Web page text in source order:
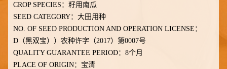
CROP SPECIES： 籽用南瓜
SEED CATEGORY： 大田用种
NO. OF SEED PRODUCTION AND OPERATION LICENSE：
D（黑双宝））农种许字（2017）第0007号
QUALITY GUARANTEE PERIOD： 8个月
PLACE OF ORIGIN： 宝清